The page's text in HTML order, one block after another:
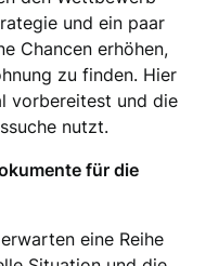
und ein paar
Chancen erhöhen,
zu finden. Hier
vorbereitest und die
nutzt.
für die
eine Reihe